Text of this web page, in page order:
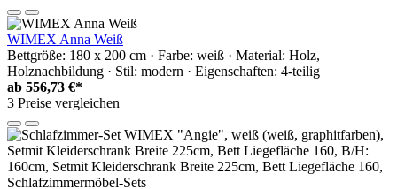
WIMEX Anna Weiß
Bettgröße: 180 x 200 cm · Farbe: weiß · Material: Holz,
Holznachbildung · Stil: modern · Eigenschaften: 4-teilig
ab 556,73 €*
3 Preise vergleichen